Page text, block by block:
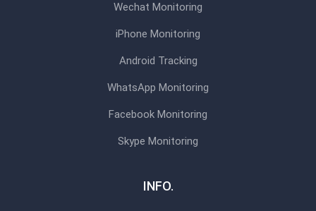
Wechat Monitoring
iPhone Monitoring
Android Tracking
WhatsApp Monitoring
Facebook Monitoring
Skype Monitoring
INFO.